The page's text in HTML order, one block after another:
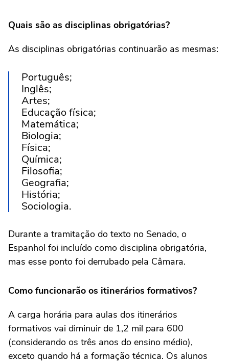
Quais são as disciplinas obrigatórias?
As disciplinas obrigatórias continuarão as mesmas:
Português;
Inglês;
Artes;
Educação física;
Matemática;
Biologia;
Física;
Química;
Filosofia;
Geografia;
História;
Sociologia.
Durante a tramitação do texto no Senado, o
Espanhol foi incluído como disciplina obrigatória,
mas esse ponto foi derrubado pela Câmara.
Como funcionarão os itinerários formativos?
A carga horária para aulas dos itinerários
formativos vai diminuir de 1,2 mil para 600
(considerando os três anos do ensino médio),
exceto quando há a formação técnica. Os alunos